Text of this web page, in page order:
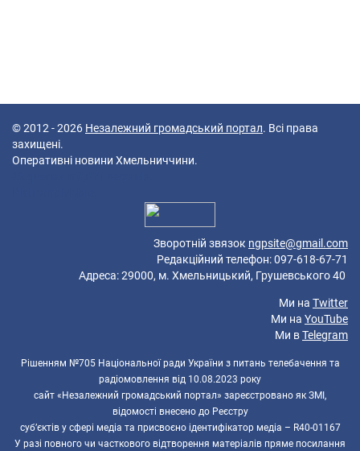
© 2012 - 2026 Незалежний громадський портал. Всі права
захищені.
Оперативні новини Хмельниччини.
Зворотній звязок ngpsite@gmail.com
Редакційний телефон: 097-618-67-71
Адреса: 29000, м. Хмельницький, Грушевського 40
Ми на Twitter
Ми на YouTube
Ми вTelegram
Рішенням №705 Національної ради України з питань телебачення та
радіомовлення від 10.08.2023 року
сайт «Незалежний громадський портал» зареєстровано як ЗМІ,
відомості внесено до Реєстру
суб’єктів у сфері медіа та присвоєно ідентифікатор медіа – R40-01167
У разі повного чи часткового відтворення матеріалів пряме посилання